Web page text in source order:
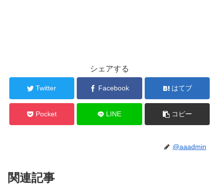
シェアする
Twitter Facebook はてブ
Pocket LINE コピー
@aaadmin
関連記事